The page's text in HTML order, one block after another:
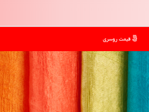
قیمت روسری